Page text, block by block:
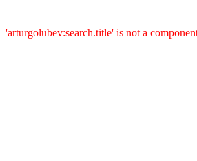
'arturgolubev:search.title' is not a